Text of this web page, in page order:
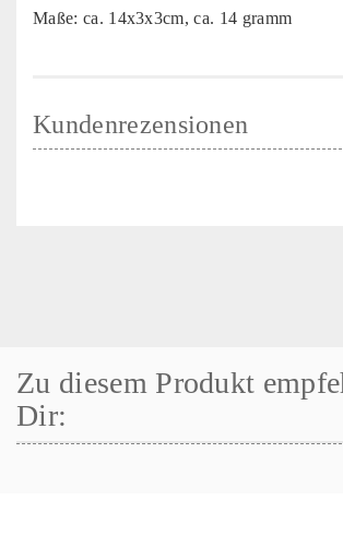
Maße: ca. 14x3x3cm, ca. 14 gramm
Kundenrezensionen
Zu diesem Produkt
Dir: